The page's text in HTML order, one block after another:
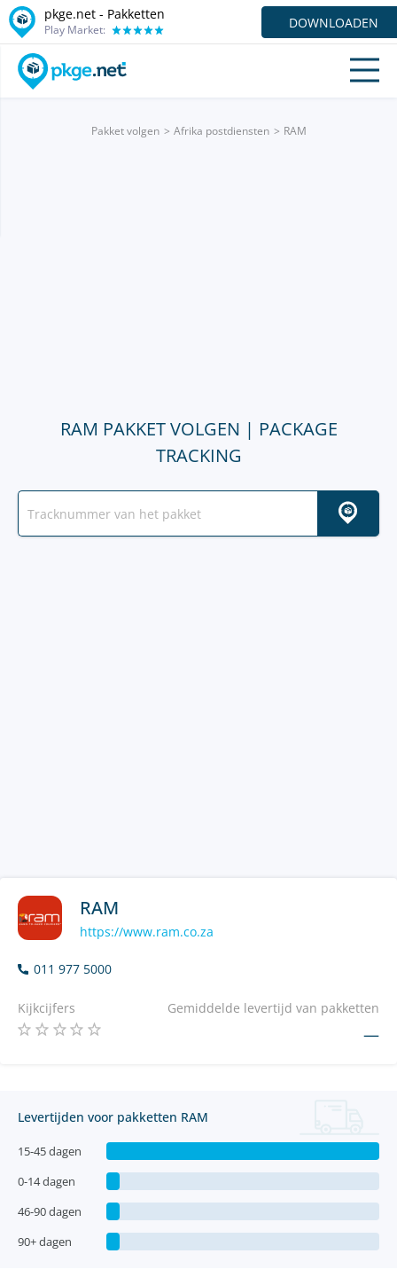
pkge.net - Pakketten
Play Market: DOWNLOADEN
Pakket volgen Afrika postdiensten RAM
RAM PAKKET VOLGEN | PACKAGE
TRACKING
RAM
https://www.ram.co.za
011 977 5000
Kijkcijfers Gemiddelde levertijd van pakketten
—
Levertijden voor pakketten RAM
15-45 dagen
0-14 dagen
46-90 dagen
90+ dagen